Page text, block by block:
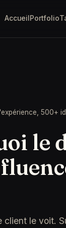
Accueil Portfolio
500+
le
le voit.